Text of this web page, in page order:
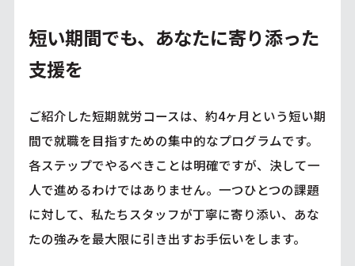
短い期間でも、あなたに寄り添った
支援を
ご紹介した短期就労コースは、約4ヶ月という短い期
間で就職を目指すための集中的なプログラムです。
各ステップでやるべきことは明確ですが、決して一
人で進めるわけではありません。一つひとつの課題
に対して、私たちスタッフが丁寧に寄り添い、あな
たの強みを最大限に引き出すお手伝いをします。